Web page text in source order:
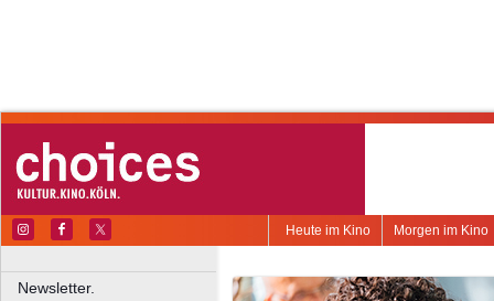
Morgen im Kino
Heute im Kino
Newsletter.